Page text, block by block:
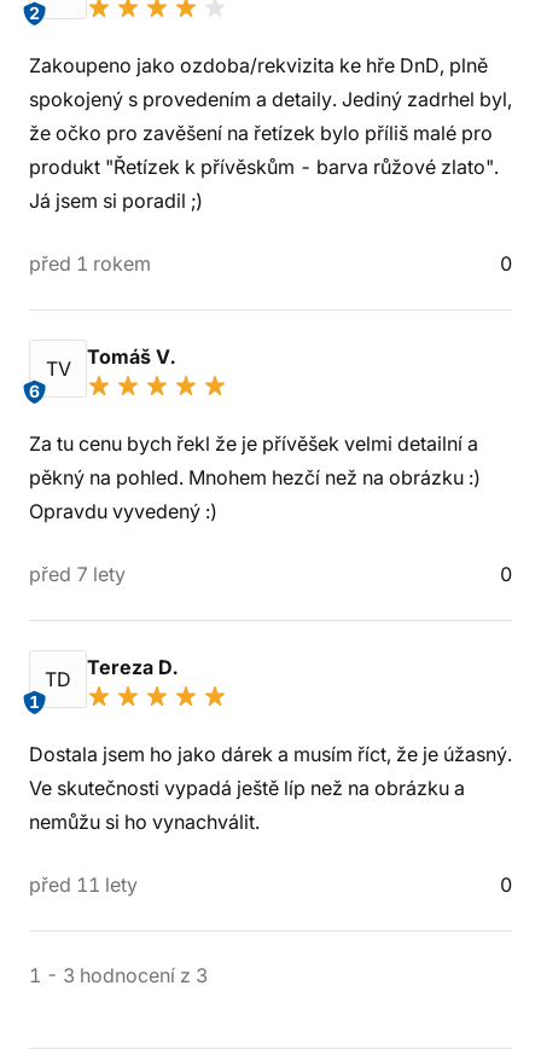
2
Zakoupeno jako ozdoba/rekvizita ke hře DnD, plně
spokojený s provedením a detaily. Jediný zadrhel byl,
že očko pro zavěšení na řetízek bylo příliš malé pro
produkt "Řetízek k přívěskům - barva růžové zlato".
Já jsem si poradil ;)
před 1 rokem 0
TV
6
Tomáš V.
Za tu cenu bych řekl že je přívěšek velmi detailní a
pěkný na pohled. Mnohem hezčí než na obrázku :)
Opravdu vyvedený :)
před 7 lety 0
TD
1
Tereza D.
Dostala jsem ho jako dárek a musím říct, že je úžasný.
Ve skutečnosti vypadá ještě líp než na obrázku a
nemůžu si ho vynachválit.
před 11 lety 0
1 - 3 hodnocení z 3